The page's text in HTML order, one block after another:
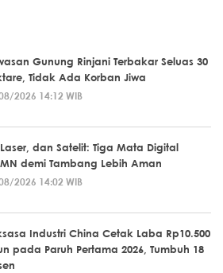
Gunung Rinjani Terbakar Seluas 30
Tidak Ada Korban Jiwa
2026 14:12 WIB
dan Satelit: Tiga Mata Digital
demi Tambang Lebih Aman
2026 14:02 WIB
Industri China Cetak Laba Rp10.500
pada Paruh Pertama 2026, Tumbuh 18